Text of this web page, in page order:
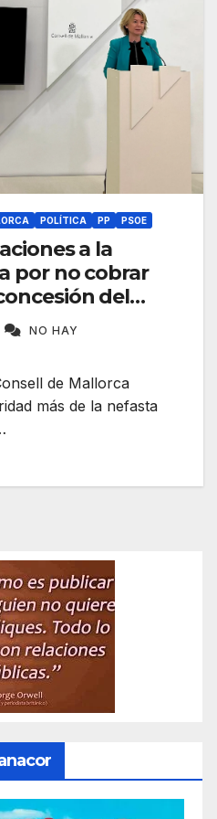
POLÍTICA PP PSOE
a la
por no cobrar
del
NO HAY
de Mallorca
más de la nefasta